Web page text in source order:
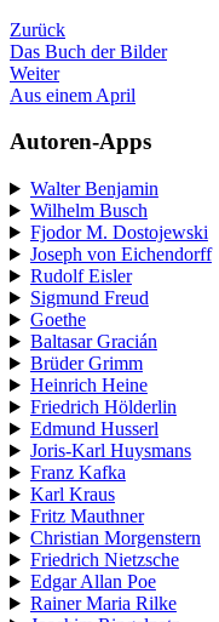
Zurück
Das Buch der Bilder
Weiter
Aus einem April
Autoren-Apps
Walter Benjamin
Wilhelm Busch
Fjodor M. Dostojewski
Joseph von Eichendorff
Rudolf Eisler
Sigmund Freud
Goethe
Baltasar Gracián
Brüder Grimm
Heinrich Heine
Friedrich Hölderlin
Edmund Husserl
Joris-Karl Huysmans
Franz Kafka
Karl Kraus
Fritz Mauthner
Christian Morgenstern
Friedrich Nietzsche
Edgar Allan Poe
Rainer Maria Rilke